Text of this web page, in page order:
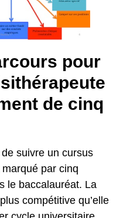
pour
de cinq
suivre un cursus
par cinq
le baccalauréat. La
compétitive qu’elle